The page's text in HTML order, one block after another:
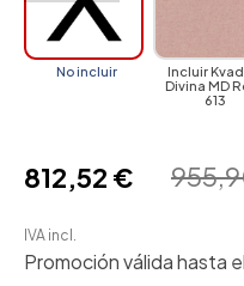
No incluir
Incluir
Divina MD
613
812,52 €
IVA incl.
Promoción válida hasta